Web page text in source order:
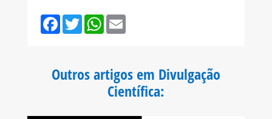
F
o
T
w
r
W
A
p
p
E
Outros artigos em Divulgação
Científica: